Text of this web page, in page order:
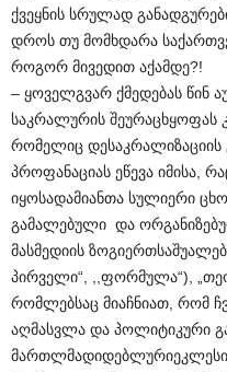
ქვეყნის სრულად
დროს თუ მომხდარა
როგორ მივედით აქამდე?!
– ყოველგვარ ქმედებას წინ
საკრალურის შეურაცხყოფას
რომელიც დესაკრალიზაციის
პროფანაციას ეწევა იმისა
იყოსადამიანთა სულიერი
გამალებული და
მასმედიის ზოგიერთ
პირველი“, ,, ფორმულა“), „
რომლებსაც მიაჩნიათ რომ
აღმასვლა და პოლიტიკური
მართლმადიდებლური